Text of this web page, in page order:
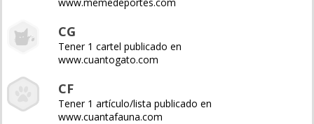
CG
Tener 1 cartel publicado en
www.cuantogato.com
CF
Tener 1 artículo/lista publicado en
www.cuantafauna.com